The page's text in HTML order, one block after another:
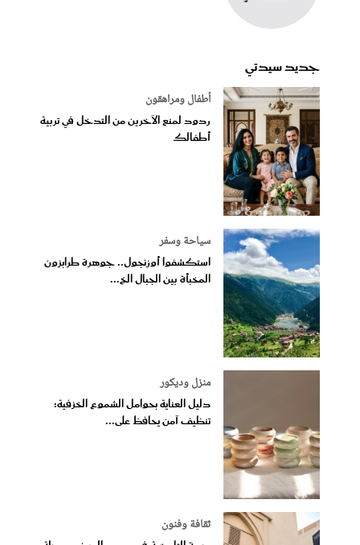
جديد سيدتي
أطفال ومراهقون
ردود لمنع الآخرين من التدخل في تربية
أطفالك
سياحة وسفر
استكشفوا أوزنجول.. جوهرة طرابزون
المخبأة بين الجبال الخ...
منزل وديكور
دليل العناية بحوامل الشموع الخزفية:
تنظيف آمن يحافظ على...
ثقافة وفنون